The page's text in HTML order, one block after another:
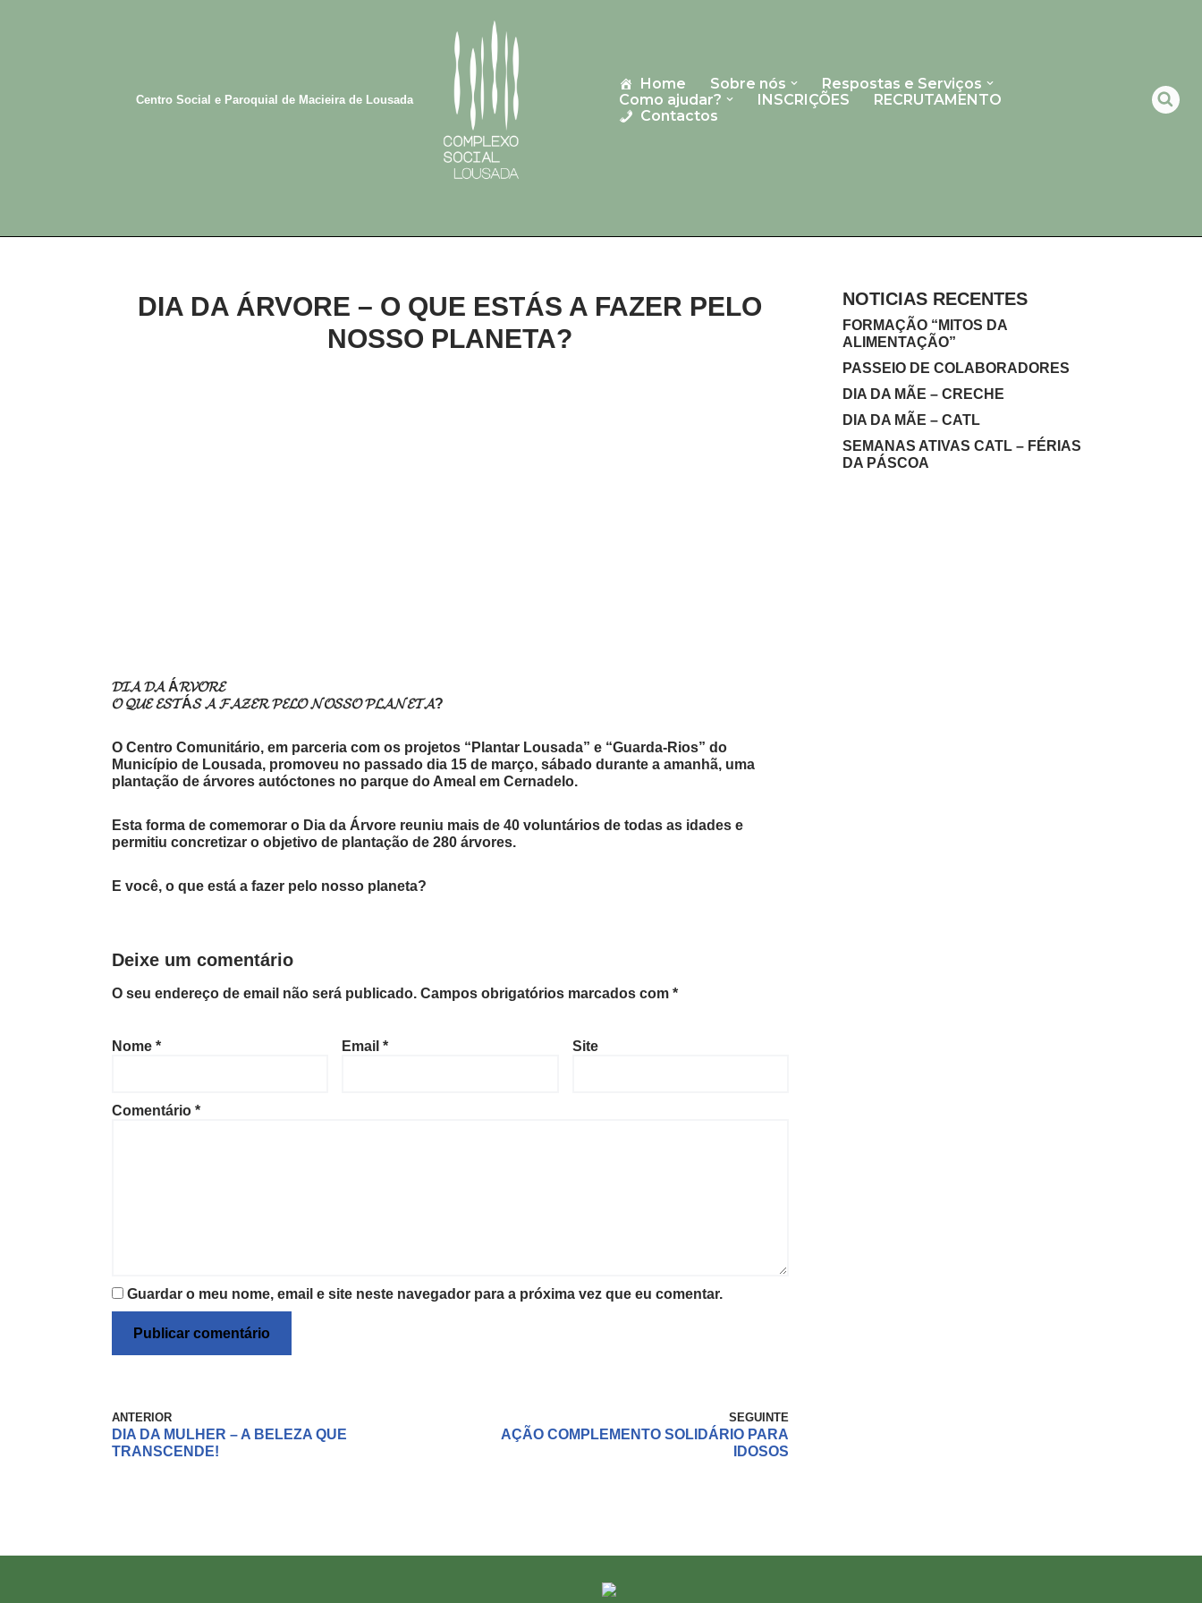
Centro Social e Paroquial de Macieira de Lousada
Home Sobre nós
Respostas e Serviços
Como ajudar?
INSCRIÇÕES
RECRUTAMENTO
Contactos
DIA DA ÁRVORE – O QUE ESTÁS A FAZER PELO
NOSSO PLANETA?
𝓓𝓘𝓐 𝓓𝓐 Á𝓡𝓥𝓞𝓡𝓔
𝓞 𝓠𝓤𝓔 𝓔𝓢𝓣Á𝓢 𝓐 𝓕𝓐𝓩𝓔𝓡 𝓟𝓔𝓛𝓞 𝓝𝓞𝓢𝓢𝓞 𝓟𝓛𝓐𝓝𝓔𝓣𝓐?
O Centro Comunitário, em parceria com os projetos “Plantar Lousada” e “Guarda-Rios” do
Município de Lousada, promoveu no passado dia 15 de março, sábado durante a amanhã, uma
plantação de árvores autóctones no parque do Ameal em Cernadelo.
Esta forma de comemorar o Dia da Árvore reuniu mais de 40 voluntários de todas as idades e
permitiu concretizar o objetivo de plantação de 280 árvores.
E você, o que está a fazer pelo nosso planeta?
Deixe um comentário
O seu endereço de email não será publicado. Campos obrigatórios marcados com *
Nome * Email * Site
Comentário *
Guardar o meu nome, email e site neste navegador para a próxima vez que eu comentar.
ANTERIOR
DIA DA MULHER – A BELEZA QUE
TRANSCENDE!
SEGUINTE
AÇÃO COMPLEMENTO SOLIDÁRIO PARA
IDOSOS
NOTICIAS RECENTES
FORMAÇÃO “MITOS DA
ALIMENTAÇÃO”
PASSEIO DE COLABORADORES
DIA DA MÃE – CRECHE
DIA DA MÃE – CATL
SEMANAS ATIVAS CATL – FÉRIAS
DA PÁSCOA